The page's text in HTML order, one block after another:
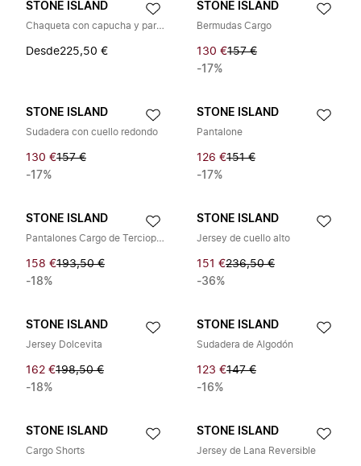
STONE ISLAND
Chaqueta con capucha y parche de logo
Desde225,50 €
STONE ISLAND
Bermudas Cargo
130 €157 €
-17%
STONE ISLAND
Sudadera con cuello redondo
130 €157 €
-17%
STONE ISLAND
Pantalone
126 €151 €
-17%
STONE ISLAND
Pantalones Cargo de Terciopelo
158 €193,50 €
-18%
STONE ISLAND
Jersey de cuello alto
151 €236,50 €
-36%
STONE ISLAND
Jersey Dolcevita
162 €198,50 €
-18%
STONE ISLAND
Sudadera de Algodón
123 €147 €
-16%
STONE ISLAND
Cargo Shorts
STONE ISLAND
Jersey de Lana Reversible